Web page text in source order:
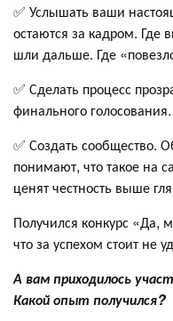
✅ Услышать ваши
остаются за кадром. Где
шли дальше. Где
✅ Сделать процесс
финального голосования.
✅ Создать сообщество.
понимают, что такое на
ценят честность выше
Получился конкурс «Да,
что за успехом стоит не
А вам приходилось
Какой опыт получился?